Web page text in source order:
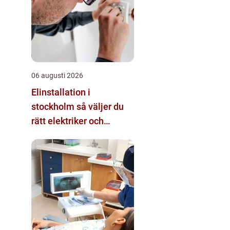
06 augusti 2026
Elinstallation i
stockholm så väljer du
rätt elektriker och